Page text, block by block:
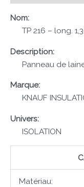
Nom:
TP 216 – long.
Description:
Panneau de
Marque:
KNAUF
Univers:
ISOLATION
Matériau: